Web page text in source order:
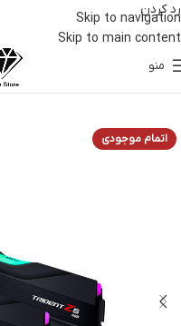
رد کردن
Skip to navigation
Skip to main content
منو
اتمام موجودی